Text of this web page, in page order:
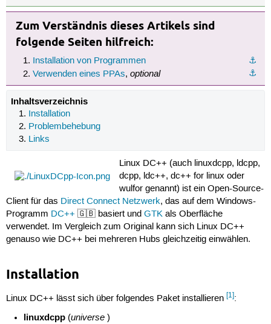
Zum Verständnis dieses Artikels sind
folgende Seiten hilfreich:
⚓︎
Installation von Programmen
⚓︎
Verwenden eines PPAs, optional
Inhaltsverzeichnis
Installation
Problembehebung
Links
Linux DC++ (auch linuxdcpp, ldcpp,
dcpp, ldc++, dc++ for linux oder
wulfor genannt) ist ein Open-Source-
Client für das Direct Connect Netzwerk, das auf dem Windows-
Programm DC++ 🇬🇧 basiert und GTKals Oberfläche
verwendet. Im Vergleich zum Original kann sich Linux DC++
genauso wie DC++ bei mehreren Hubs gleichzeitig einwählen.
Installation
Linux DC++ lässt sich über folgendes Paket installieren [1]:
linuxdcpp (universe )